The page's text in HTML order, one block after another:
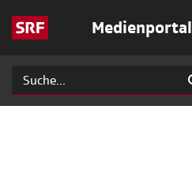
Medienportal